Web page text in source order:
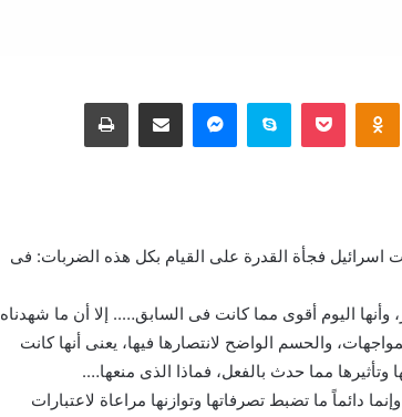
Odnoklassniki
‫Pocketسكايبماسنجرمشاركة عبر البريد طباعة
اسرائيل فجأة القدرة على القيام بكل هذه الضربات: فى
اليوم أقوى مما كانت فى السابق….. إلا أن ما شهدناه
والحسم الواضح لانتصارها فيها، يعنى أنها كانت
مما حدث بالفعل، فماذا الذى منعها….
دائماً ما تضبط تصرفاتها وتوازنها مراعاة لاعتبارات